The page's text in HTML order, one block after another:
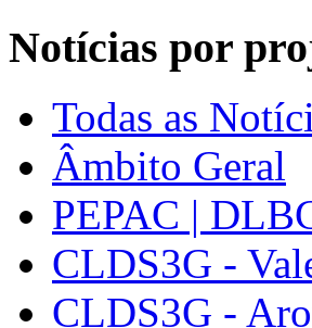
Notícias por
Todas as
Âmbito Geral
PEPAC |
CLDS3G -
CLDS3G -